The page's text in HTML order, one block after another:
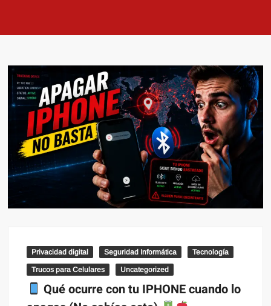
Privacidad digital Seguridad Informática Tecnología
Trucos para Celulares Uncategorized
Qué ocurre con tu IPHONE cuando lo